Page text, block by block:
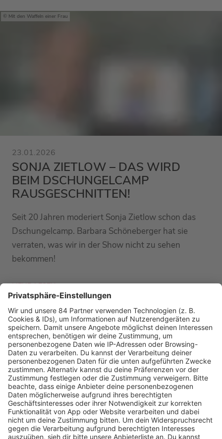
Mit den Waffeln einer Frau
23.01.2026
SONJA ZIETLOW – DAS WIRD
BEIM DSCHUNGELCAMP
RAUSGESCHNITTEN!
Seit 20 Jahren moderiert Sonja Zietlow schon das
Dschungelcamp. Barbara Schöneberger hat sie
verraten, was wir in der Show nicht zu sehen
bekommen!
MEHR LESEN
PODCAST-GÄSTE: MEHR NEWS
HOME
RADIOS
barba radio
Lagerfeuer